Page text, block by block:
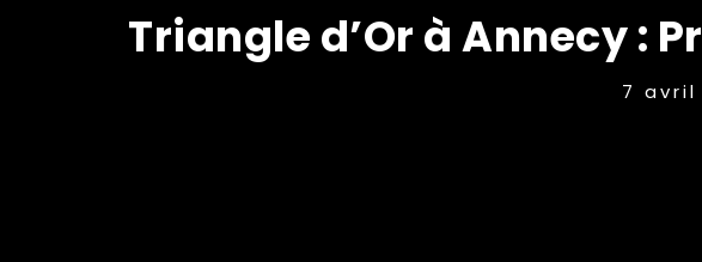
Triangle d’Or à Annecy :
7 avril